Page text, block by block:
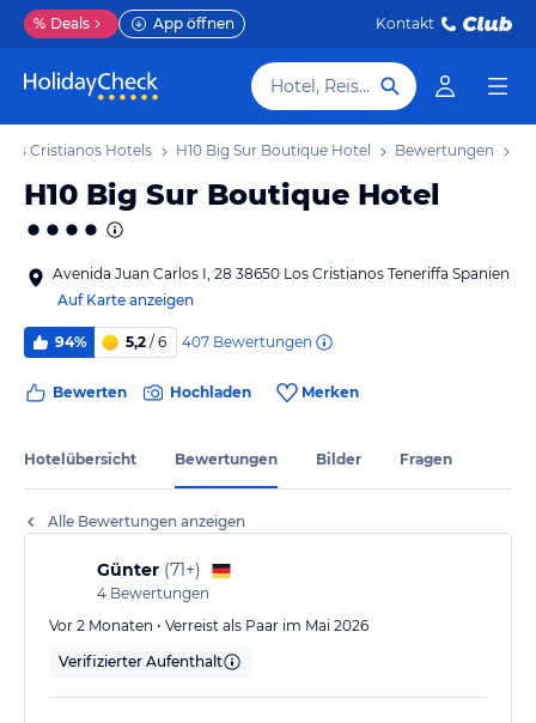
% Deals App öffnen Kontakt
Hotel, Reiseziel
Los Cristianos Hotels H10 Big Sur Boutique Hotel Bewertungen
H10 Big Sur Boutique Hotel
Avenida Juan Carlos I, 28 38650 Los Cristianos Teneriffa Spanien
Auf Karte anzeigen
94% 5,2 / 6 407 Bewertungen
Bewerten Hochladen Merken
Hotelübersicht Bewertungen Bilder Fragen
Alle Bewertungen anzeigen
Günter (71+)
4 Bewertungen
Vor 2 Monaten • Verreist als Paar im Mai 2026
Verifizierter Aufenthalt